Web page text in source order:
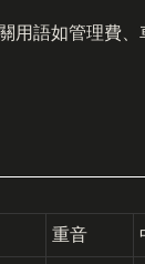
用語如管理費
重音